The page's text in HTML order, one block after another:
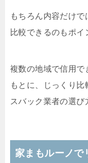
もちろん内容だけ
比較できるのもポイ
複数の地域で信用で
もとに、じっくり
スバック業者の選び
家まもルーノで